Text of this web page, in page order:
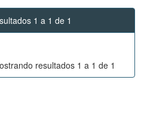
1 a 1 de 1
resultados 1 a 1 de 1